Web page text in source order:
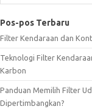
Pos-pos Terbaru
Filter Kendaraan dan
Teknologi Filter
Karbon
Panduan Memilih Filter
Dipertimbangkan?